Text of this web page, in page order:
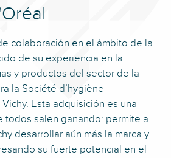
colaboración en el ámbito de la
de su experiencia en la
y productos del sector de la
la Société d’hygiène
Esta adquisición es una
todos salen ganando: permite a
desarrollar aún más la marca y
su fuerte potencial en el